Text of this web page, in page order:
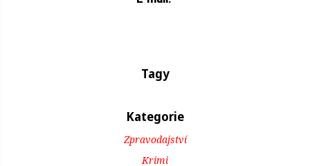
Tagy
Kategorie
Zpravodajství
Krimi